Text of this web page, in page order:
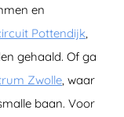
en
Pottendijk
gehaald. Of ga
Zwolle , waar
baan. Voor